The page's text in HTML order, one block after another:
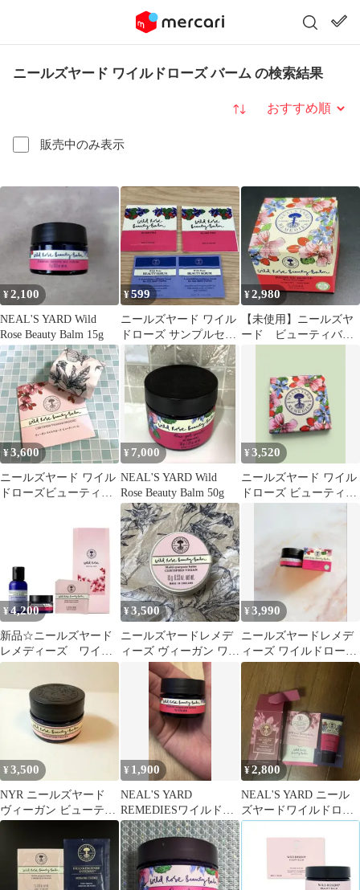
ニールズヤード ワイルドローズ バーム の検索結果
販売中のみ表示
並び替え
¥2,100
NEAL'S YARD Wild
Rose Beauty Balm 15g
¥599
ニールズヤード ワイル
ドローズ サンプルセッ
ト
¥2,980
【未使用】ニールズヤ
ード ビューティバー
¥3,600
ニールズヤード ワイル
ドローズビューティー
¥ 7,000
NEAL'S YARD Wild
Rose Beauty Balm 50g
¥3,520
ニールズヤード ワイル
ドローズ ビューティバ
ーム 15g オーガニック1
¥4,200
新品☆ニールズヤード
レメディーズ ワイル
ドローズビューティバ
ーム ミニ セット
¥3,500
ニールズヤードレメデ
ィーズ ヴィーガン ワイ
ルドローズ ビューティ
バーム 15g
¥3,990
ニールズヤードレメデ
ィーズ ワイルドローズ
ビューティバーム 15g
¥3,500
NYR ニールズヤード
ヴィーガン ビューティ
バーム ワイルドローズ
¥ 1,900
NEAL'S YARD
REMEDIESワイルドロ
ーズビューティバーム
15g
¥2,800
NEAL'S YARD ニール
ズヤードワイルドロー
ズバームとクリームの
セット